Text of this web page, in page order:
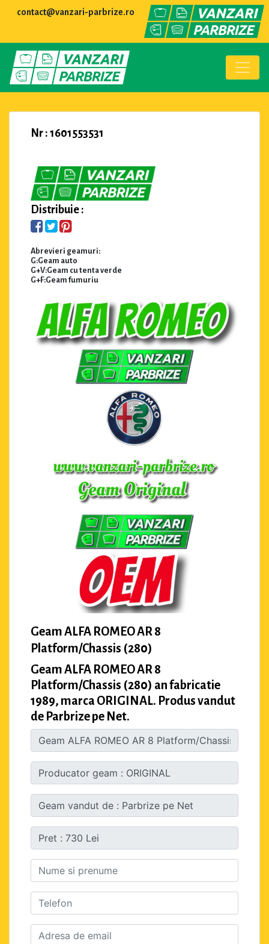
contact@vanzari-parbrize.ro
Nr : 1601553531
Distribuie :
Abrevieri geamuri:
G:Geam auto
G+V:Geam cu tenta verde
G+F:Geam fumuriu
Geam ALFA ROMEO AR 8
Platform/Chassis (280)
Geam ALFA ROMEO AR 8
Platform/Chassis (280) an fabricatie
1989, marca ORIGINAL. Produs vandut
de Parbrize pe Net.